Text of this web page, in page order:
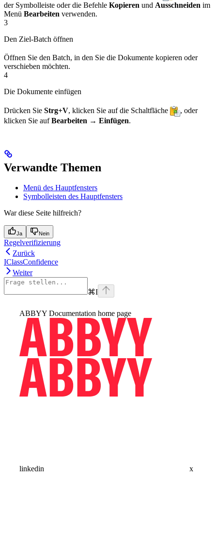
der Symbolleiste oder die Befehle Kopieren und Ausschneiden im
Menü Bearbeiten verwenden.
3
Den Ziel-Batch öffnen
Öffnen Sie den Batch, in den Sie die Dokumente kopieren oder
verschieben möchten.
4
Die Dokumente einfügen
Drücken Sie Strg+V , klicken Sie auf die Schaltfläche
, oder
klicken Sie aufBearbeiten → Einfügen.
Verwandte Themen
Menü des Hauptfensters
Symbolleisten des Hauptfensters
War diese Seite hilfreich?
Ja Nein
Regelverifizierung
Zurück
IClassConfidence
Weiter
⌘I
ABBYY Documentation home page
linkedin x